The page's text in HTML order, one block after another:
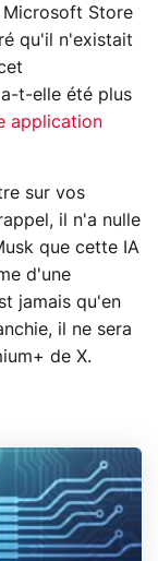
Microsoft Store
qu'il n'existait
t-elle été plus
application
sur vos
il n'a nulle
que cette IA
d'une
jamais qu'en
il ne sera
de X.